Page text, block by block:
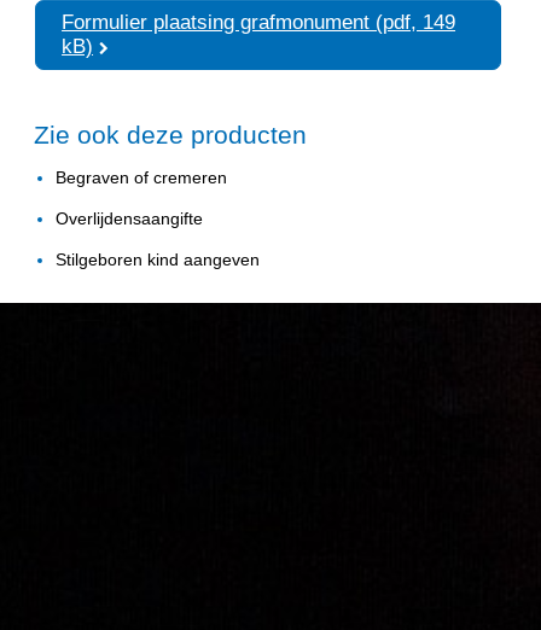
Formulier plaatsing grafmonument (pdf, 149
kB)
Zie ook deze producten
Begraven of cremeren
Overlijdensaangifte
Stilgeboren kind aangeven